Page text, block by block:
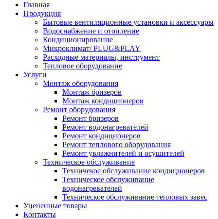
Главная
Продукция
Бытовые вентиляционные установки и аксессуары
Водоснабжение и отопление
Кондиционирование
Микроклимат/ PLUG&PLAY
Расходные материалы, инструмент
Тепловое оборудование
Услуги
Монтаж оборудования
Монтаж бризеров
Монтаж кондиционеров
Ремонт оборудования
Ремонт бризеров
Ремонт водонагревателей
Ремонт кондиционеров
Ремонт теплового оборудования
Ремонт увлажнителей и осушителей
Техническое обслуживание
Техничекое обслуживание кондиционеров
Техническое обслуживание
водонагревателей
Техническое обслуживание тепловых завес
Уцененные товары
Контакты